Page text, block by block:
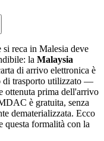
reca in Malesia deve
la Malaysia
di arrivo elettronica è
di trasporto utilizzato —
ottenuta prima dell'arrivo
è gratuita, senza
dematerializzata. Ecco
questa formalità con la